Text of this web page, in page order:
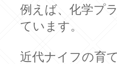
例えば、化学プ
ています。
近代ナイフの育